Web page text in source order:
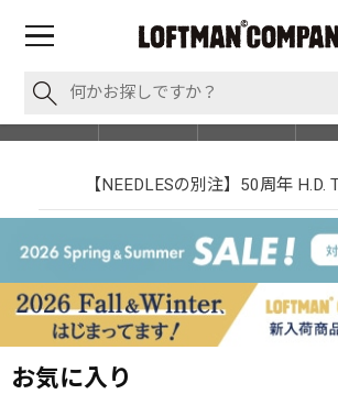
【NEEDLESの別注】50周年 H.D.
お気に入り